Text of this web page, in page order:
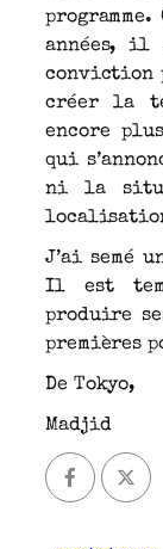
années, il
conviction
créer la
encore
qui
ni la
J’ai semé
Il est
produire
premières
De Tokyo,
Madjid